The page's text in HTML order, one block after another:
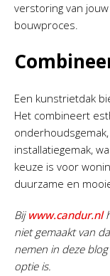
verstoring van
bouwproces.
Een kunstrietdak
Het combineert
installatiegemak,
keuze is voor
duurzame en
Bij www.candur.nl
niet gemaakt van
nemen in deze
optie is.